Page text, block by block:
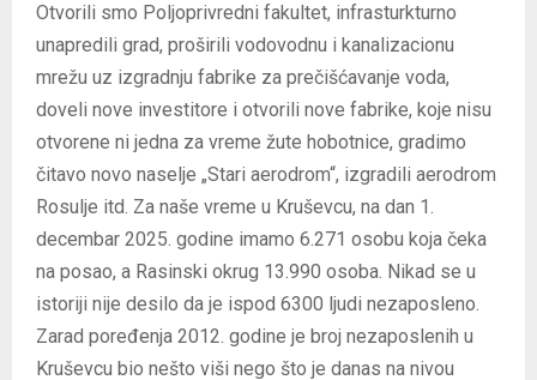
Otvorili smo Poljoprivredni fakultet, infrasturkturno
unapredili grad, proširili vodovodnu i kanalizacionu
mrežu uz izgradnju fabrike za prečišćavanje voda,
doveli nove investitore i otvorili nove fabrike, koje nisu
otvorene ni jedna za vreme žute hobotnice, gradimo
čitavo novo naselje „Stari aerodrom“, izgradili aerodrom
Rosulje itd. Za naše vreme u Kruševcu, na dan 1.
decembar 2025. godine imamo 6.271 osobu koja čeka
na posao, a Rasinski okrug 13.990 osoba. Nikad se u
istoriji nije desilo da je ispod 6300 ljudi nezaposleno.
Zarad poređenja 2012. godine je broj nezaposlenih u
Kruševcu bio nešto viši nego što je danas na nivou